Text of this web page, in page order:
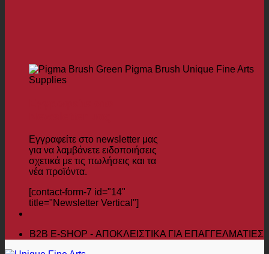
Εγγραφείτε στο newsletter μας
για να λαμβάνετε ειδοποιήσεις
σχετικά με τις πωλήσεις και τα
νέα προϊόντα.
[contact-form-7 id="14"
title="Newsletter Vertical"]
B2B Ε-SHOP - ΑΠΟΚΛΕΙΣΤΙΚΑ ΓΙΑ ΕΠΑΓΓΕΛΜΑΤΙΕΣ